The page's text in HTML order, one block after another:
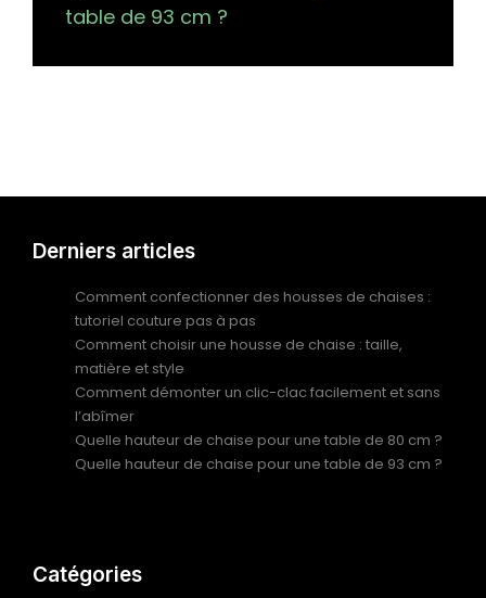
table de 93 cm ?
Derniers articles
Comment confectionner des housses de chaises :
tutoriel couture pas à pas
Comment choisir une housse de chaise : taille,
matière et style
Comment démonter un clic-clac facilement et sans
l’abîmer
Quelle hauteur de chaise pour une table de 80 cm ?
Quelle hauteur de chaise pour une table de 93 cm ?
Catégories